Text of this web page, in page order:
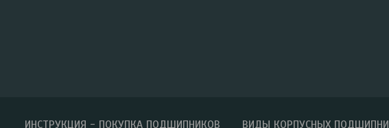
ИНСТРУКЦИЯ - ПОКУПКА ПОДШИПНИКОВ ВИДЫ КОРПУСНЫХ